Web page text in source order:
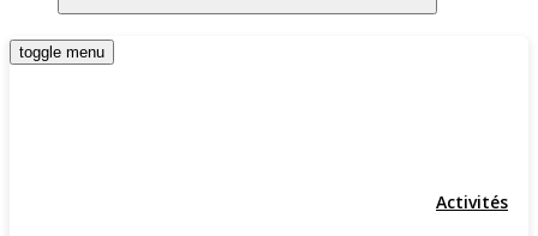
toggle menu
Activités